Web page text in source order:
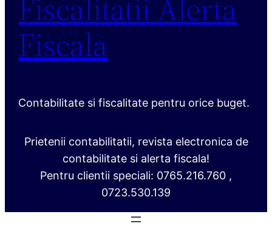
Fiscalitatii Alerta
Fiscala
Contabilitate si fiscalitate pentru orice buget.
Prietenii contabilitatii, revista electronica de
contabilitate si alerta fiscala!
Pentru clientii speciali: 0765.216.760 ,
0723.530.139